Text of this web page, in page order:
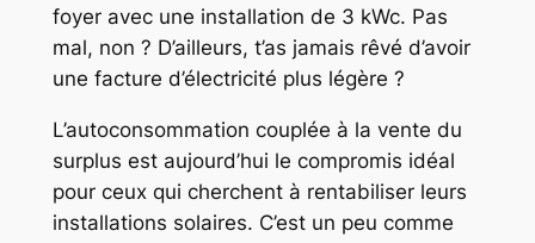
foyer avec une installation de 3 kWc. Pas
mal, non ? D’ailleurs, t’as jamais rêvé d’avoir
une facture d’électricité plus légère ?
L’autoconsommation couplée à la vente du
surplus est aujourd’hui le compromis idéal
pour ceux qui cherchent à rentabiliser leurs
installations solaires. C’est un peu comme